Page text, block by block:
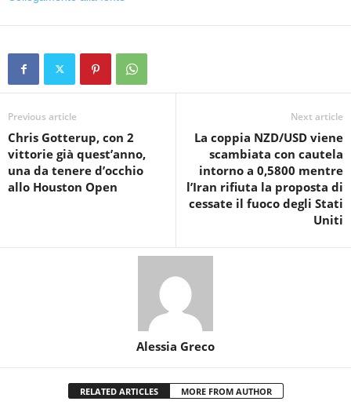
Previous article
Chris Gotterup, con 2
vittorie già quest’anno,
una da tenere d’occhio
allo Houston Open
Next article
La coppia NZD/USD viene
scambiata con cautela
intorno a 0,5800 mentre
l’Iran rifiuta la proposta di
cessate il fuoco degli Stati
Uniti
Alessia Greco
RELATED ARTICLES MORE FROM AUTHOR